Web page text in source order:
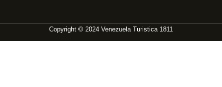
Copyright © 2024 Venezuela Turistica 1811